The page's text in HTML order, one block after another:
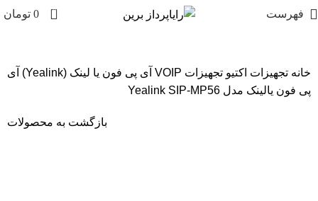
فهرست 0
0 تومان
خانه تجهیزات اکتیو تجهیزات VOIP آی پی فون یا لینک (Yealink)
آی
پی فون یالینک مدل Yealink SIP-MP56
بازگشت به محصولات